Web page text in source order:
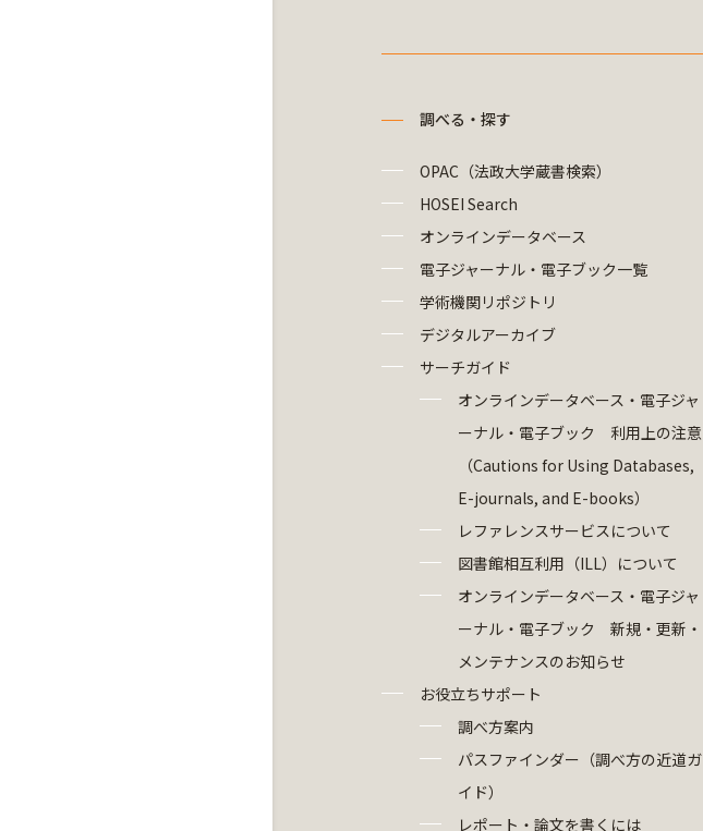
調べる・探す
OPAC（法政大学蔵書検索）
HOSEI Search
オンラインデータベース
電子ジャーナル・電子ブック一覧
学術機関リポジトリ
デジタルアーカイブ
サーチガイド
オンラインデータベース・電子ジャ
ーナル・電子ブック 利用上の注意
（Cautions for Using Databases,
E-journals, and E-books）
レファレンスサービスについて
図書館相互利用（ILL）について
オンラインデータベース・電子ジャ
ーナル・電子ブック 新規・更新・
メンテナンスのお知らせ
お役立ちサポート
調べ方案内
パスファインダー（調べ方の近道ガ
イド）
レポート・論文を書くには